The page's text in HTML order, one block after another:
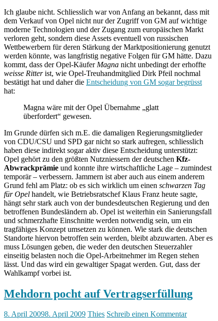
Ich glaube nicht. Schliesslich war von Anfang an bekannt, dass mit
dem Verkauf von Opel nicht nur der Zugriff von GM auf wichtige
moderne Technologien und der Zugang zum europäischen Markt
verloren geht, sondern diese Assets eventuell von russischen
Wettbewerbern für deren Stärkung der Marktpositionierung genutzt
werden könnte, was langfristig negative Folgen für GM hätte. Dazu
kommt, dass der Opel-Käufer Magna nicht unbedingt der erhoffte
weisse Ritterist, wie Opel-Treuhandmitglied Dirk Pfeil nochmal
bestätigt hat und daher die Entscheidung von GM sogar begrüsst
hat:
Magna wäre mit der Opel Übernahme „glatt
überfordert“ gewesen.
Im Grunde dürfen sich m.E. die damaligen Regierungsmitglieder
von CDU/CSU und SPD gar nicht so stark aufregen, schliesslich
haben diese indirekt sogar aktiv diese Entscheidung unterstützt:
Opel gehört zu den größten Nutzniessern der deutschen Kfz-
Abwrackprämie und konnte ihre wirtschaftliche Lage – zumindest
temporär – verbessern. Jammern ist aber auch aus einem anderem
Grund fehl am Platz: ob es sich wirklich um einen schwarzen Tag
für Opel handelt, wie Betriebsratschef Klaus Franz heute sagte,
hängt sehr stark auch von der bundesdeutschen Regierung und den
betroffenen Bundesländern ab. Opel ist weiterhin ein Sanierungsfall
und schmerzhafte Einschnitte werden notwendig sein, um ein
tragfähiges Konzept umsetzen zu können. Wie stark die deutschen
Standorte hiervon betroffen sein werden, bleibt abzuwarten. Aber es
muss Lösungen geben, die weder den deutschen Steuerzahler
einseitig belasten noch die Opel-Arbeitnehmer im Regen stehen
lässt. Und das wird ein gewaltiger Spagat werden. Gut, dass der
Wahlkampf vorbei ist.
Mehdorn pocht auf Vertragserfüllung
8. April 20098. April 2009 Thies Schreib einen Kommentar